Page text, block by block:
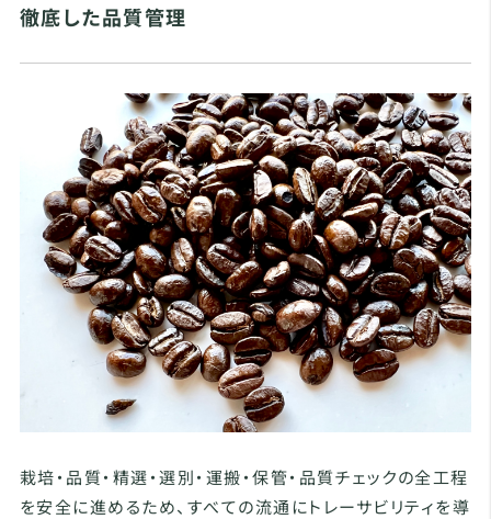
徹底した品質管理
栽培・品質・精選・選別・運搬・保管・品質チェックの全工程
を安全に進めるため、すべての流通にトレーサビリティを導